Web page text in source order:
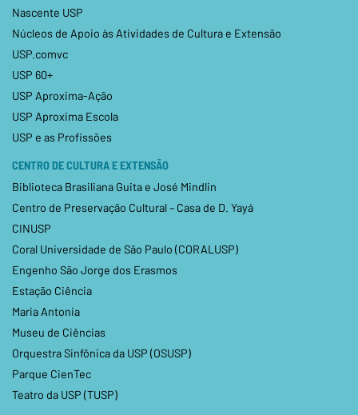
Nascente USP
Núcleos de Apoio às Atividades de Cultura e Extensão
USP.comvc
USP 60+
USP Aproxima-Ação
USP Aproxima Escola
USP e as Profissões
CENTRO DE CULTURA E EXTENSÃO
Biblioteca Brasiliana Guita e José Mindlin
Centro de Preservação Cultural – Casa de D. Yayá
CINUSP
Coral Universidade de São Paulo (CORALUSP)
Engenho São Jorge dos Erasmos
Estação Ciência
Maria Antonia
Museu de Ciências
Orquestra Sinfônica da USP (OSUSP)
Parque CienTec
Teatro da USP (TUSP)